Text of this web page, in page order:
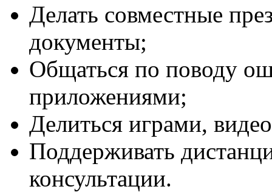
Делать совместные
документы;
Общаться по поводу
приложениями;
Делиться играми,
Поддерживать
консультации.